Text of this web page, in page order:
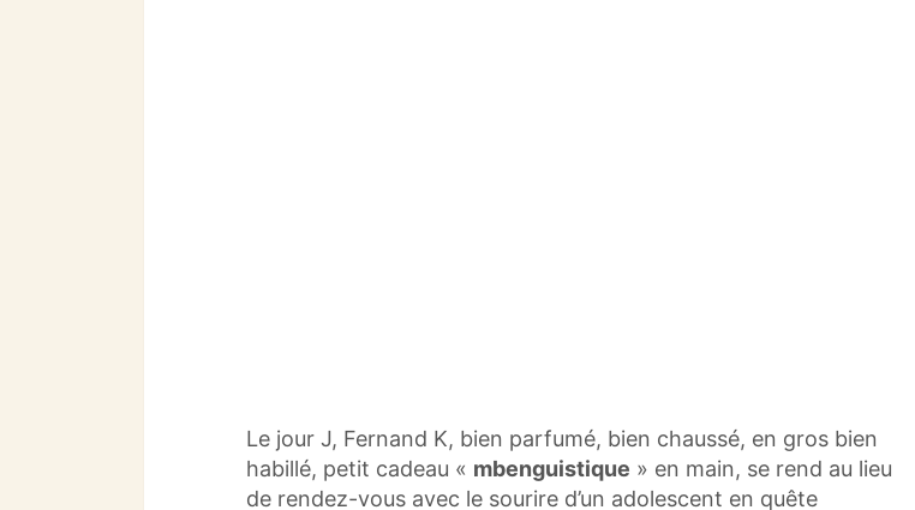
Le jour J, Fernand K, bien parfumé, bien chaussé, en gros bien
habillé, petit cadeau « mbenguistique » en main, se rend au lieu
de rendez-vous avec le sourire d’un adolescent en quête